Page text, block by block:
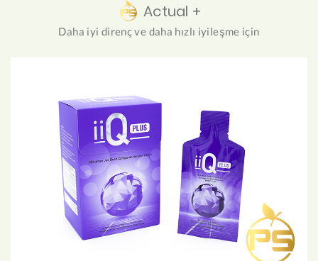
Actual +
Daha iyi direnç ve daha hızlı iyileşme için